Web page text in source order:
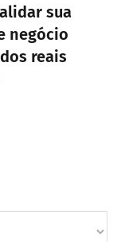
sua
negócio
reais